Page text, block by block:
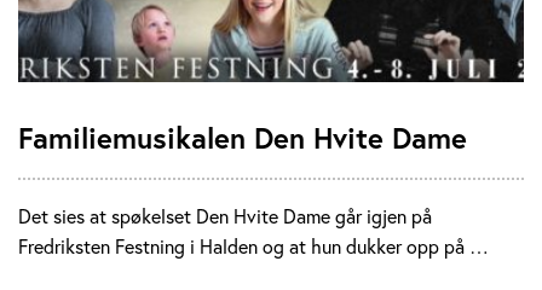
Familiemusikalen Den Hvite Dame
Det sies at spøkelset Den Hvite Dame går igjen på
Fredriksten Festning i Halden og at hun dukker opp på …